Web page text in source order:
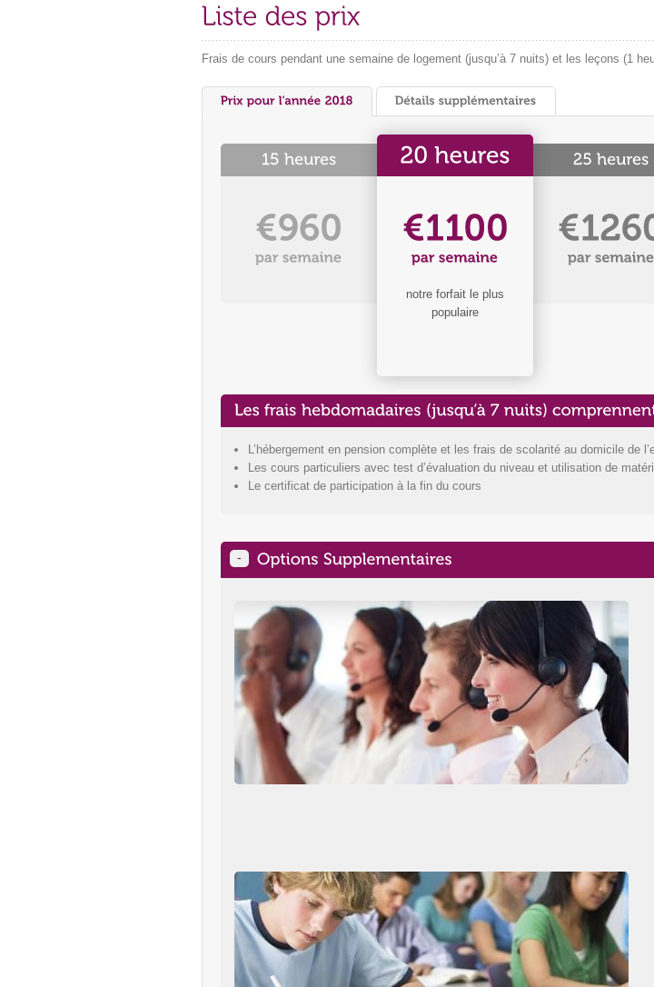
Frais de cours pendant une semaine de logement (jusqu’à 7 nuits) et les leçons (1
notre forfait le plus
populaire
L’hébergement en pension complète et les frais de scolarité au domicile de
Les cours particuliers avec test d’évaluation du niveau et utilisation de
Le certificat de participation à la fin du cours
-